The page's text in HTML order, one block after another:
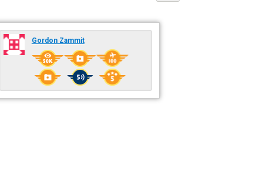
Gordon Zammit